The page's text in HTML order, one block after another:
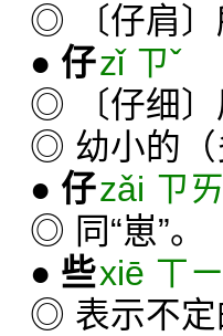
◎ 〔仔肩〕
● 仔zǐ ㄗˇ
◎ 〔仔细〕
◎ 幼小的（
● 仔zǎi ㄗ
◎ 同“崽”。
● 些xiē ㄒ
◎ 表示不定